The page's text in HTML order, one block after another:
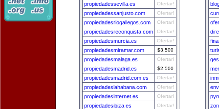
propiedadessevilla.es Ofertar!
propiedadessanjusto.com Ofertar!
propiedadesriogallegos.com Ofertar!
propiedadesreconquista.com Ofertar!
propiedadesmurcia.es Ofertar!
propiedadesmiramar.com $3,500
propiedadesmalaga.es Ofertar!
propiedadesmadrid.es $2,500
propiedadesmadrid.com.es Ofertar!
propiedadeslahabana.com Ofertar!
propiedadesinternet.es Ofertar!
propiedadesibiza.es Ofertar!